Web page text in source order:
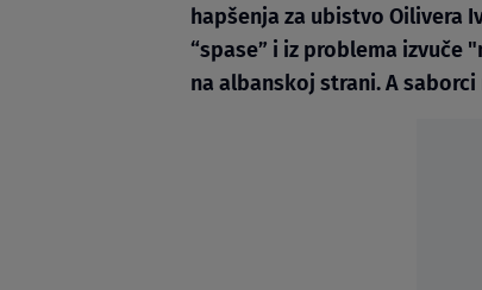
hapšenja za ubistvo Oilivera
“spase” i iz problema
na albanskoj strani. A